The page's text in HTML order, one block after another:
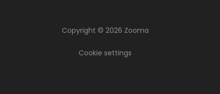
Tankar, fakta och
Copyright © 2026 Zooma
Cookie settings